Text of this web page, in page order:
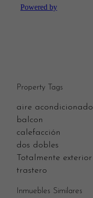
Property Tags
aire acondicionado
balcon
calefacción
dos dobles
Totalmente exterior
trastero
Inmuebles Similares